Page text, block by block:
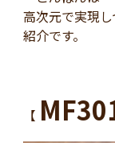
高次元で実現
紹介です。
【